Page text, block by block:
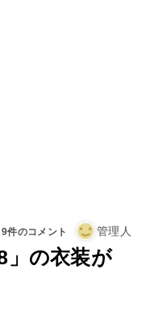
9件のコメント 管理人
」の衣装が